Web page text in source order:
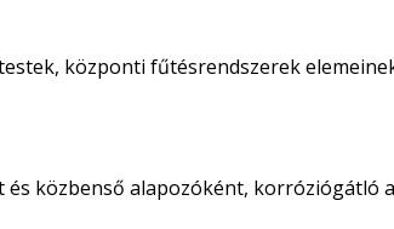
központi fűtésrendszerek
közbenső alapozóként,